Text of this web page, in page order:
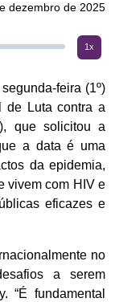
dezembro de 2025
1x
feira (1º)
de Luta contra a
que solicitou a
a data é uma
da epidemia,
vivem com HIV e
eficazes e
no
a serem
“É fundamental